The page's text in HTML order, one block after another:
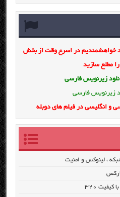
خواهشمندیم در اسرع وقت از بخش
مطلع سازید
زیرنویس فارسی
زیرنویس فارسی
و انگلیسی در فیلم های دوبله
۳۲۰